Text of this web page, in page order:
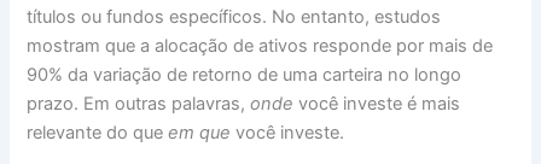
títulos ou fundos específicos. No entanto, estudos
mostram que a alocação de ativos responde por mais de
90% da variação de retorno de uma carteira no longo
prazo. Em outras palavras,onde você investe é mais
relevante do queem que você investe.